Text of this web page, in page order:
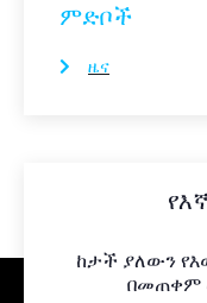
ምድቦች
ዜና
ከታች ያለውን
በመጠቀም